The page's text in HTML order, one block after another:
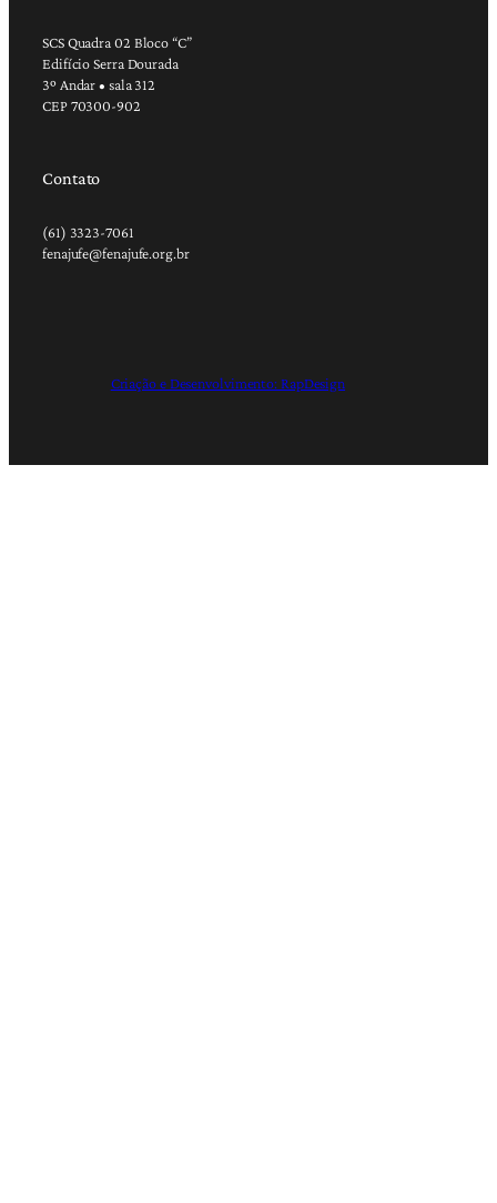
SCS Quadra 02 Bloco “C”
Edifício Serra Dourada
3º Andar • sala 312
CEP 70300-902
Contato
(61) 3323-7061
fenajufe@fenajufe.org.br
Criação e Desenvolvimento: RapDesign